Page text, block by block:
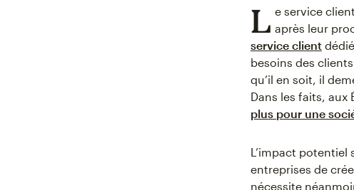
L e service
après leur
service client
besoins des
qu’il en soit, il
Dans les faits, aux
plus pour une
L’impact
entreprises de
nécessite